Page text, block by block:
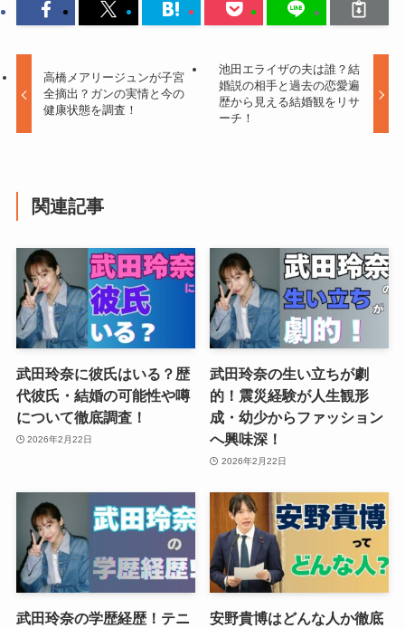
高橋メアリージュンが子宮
全摘出？ガンの実情と今の
健康状態を調査！
池田エライザの夫は誰？結
婚説の相手と過去の恋愛遍
歴から見える結婚観をリサ
ーチ！
関連記事
武田玲奈に彼氏はいる？歴
代彼氏・結婚の可能性や噂
について徹底調査！
2026年2月22日
武田玲奈の生い立ちが劇
的！震災経験が人生観形
成・幼少からファッション
へ興味深！
2026年2月22日
武田玲奈の学歴経歴！テニ
安野貴博はどんな人か徹底